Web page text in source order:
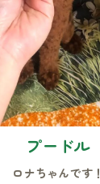
プードル
ロナちゃんです！